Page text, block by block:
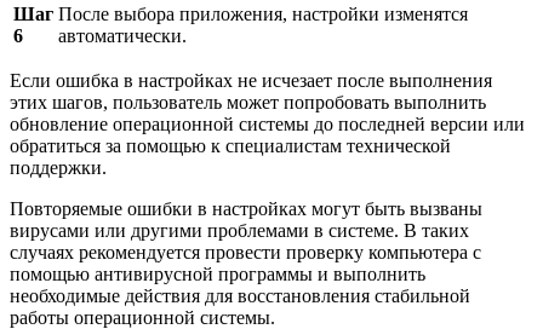
Шаг
6
После выбора приложения, настройки изменятся
автоматически.
Если ошибка в настройках не исчезает после выполнения
этих шагов, пользователь может попробовать выполнить
обновление операционной системы до последней версии или
обратиться за помощью к специалистам технической
поддержки.
Повторяемые ошибки в настройках могут быть вызваны
вирусами или другими проблемами в системе. В таких
случаях рекомендуется провести проверку компьютера с
помощью антивирусной программы и выполнить
необходимые действия для восстановления стабильной
работы операционной системы.